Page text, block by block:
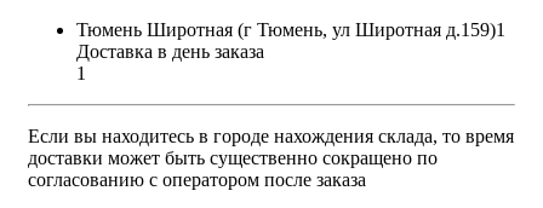
Тюмень Широтная (г Тюмень, ул Широтная д.159)1
Доставка в день заказа
1
Если вы находитесь в городе нахождения склада, то время
доставки может быть существенно сокращено по
согласованию с оператором после заказа